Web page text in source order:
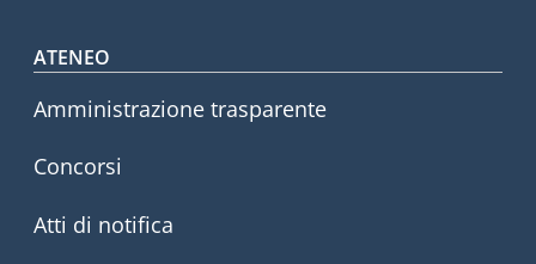
Footer menu
ATENEO
Amministrazione trasparente
Concorsi
Atti di notifica